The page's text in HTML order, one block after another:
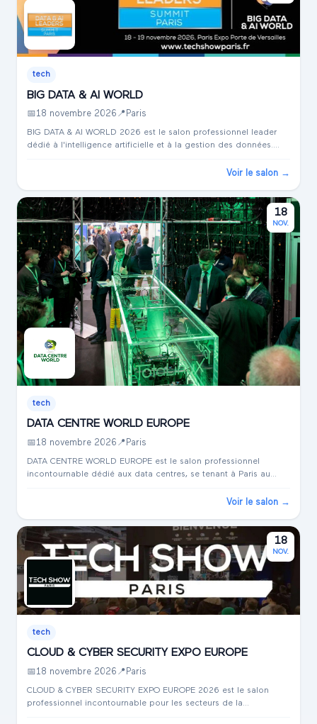
tech
BIG DATA & AI WORLD
📅18 novembre 2026 📍 Paris
BIG DATA & AI WORLD 2026 est le salon professionnel leader
dédié à l'intelligence artificielle et à la gestion des données.
Voir le salon →
18
NOV.
tech
DATA CENTRE WORLD EUROPE
📅18 novembre 2026 📍 Paris
DATA CENTRE WORLD EUROPE est le salon professionnel
incontournable dédié aux data centres, se tenant à Paris au
Voir le salon →
18
NOV.
tech
CLOUD & CYBER SECURITY EXPO EUROPE
📅18 novembre 2026 📍 Paris
CLOUD & CYBER SECURITY EXPO EUROPE 2026 est le salon
professionnel incontournable pour les secteurs de la